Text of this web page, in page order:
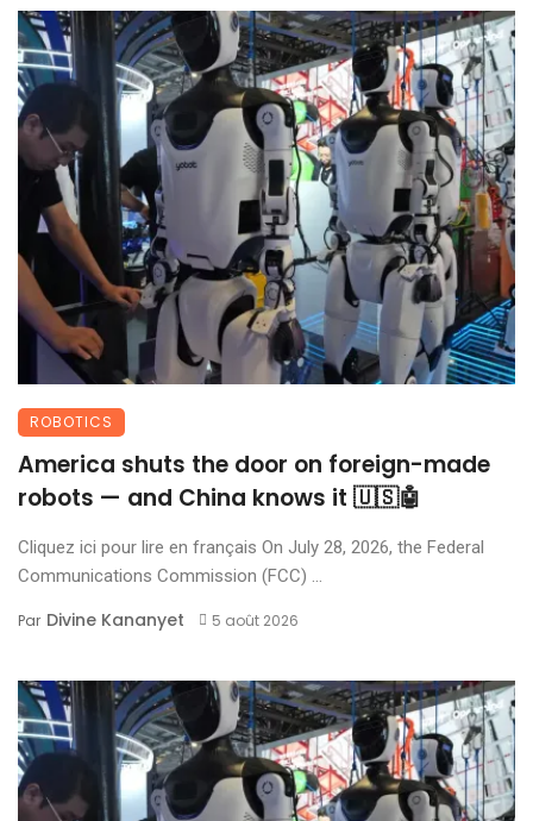
ROBOTICS
America shuts the door on foreign-made
robots — and China knows it 🇺🇸🤖
Cliquez ici pour lire en français On July 28, 2026, the Federal
Communications Commission (FCC) ...
Par Divine Kananyet 5 août 2026